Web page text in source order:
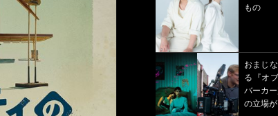
もの
おまじ
る『オ
バーカ
の立場が